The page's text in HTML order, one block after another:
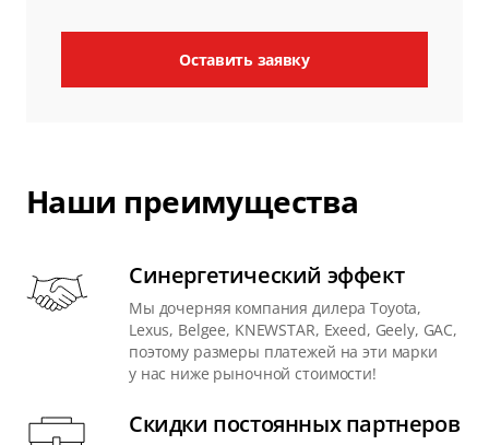
Оставить заявку
Наши преимущества
Синергетический эффект
Мы дочерняя компания дилера Toyota,
Lexus, Belgee, KNEWSTAR, Exeed, Geely, GAC,
поэтому размеры платежей на эти марки
у нас ниже рыночной стоимости!
Скидки постоянных партнеров